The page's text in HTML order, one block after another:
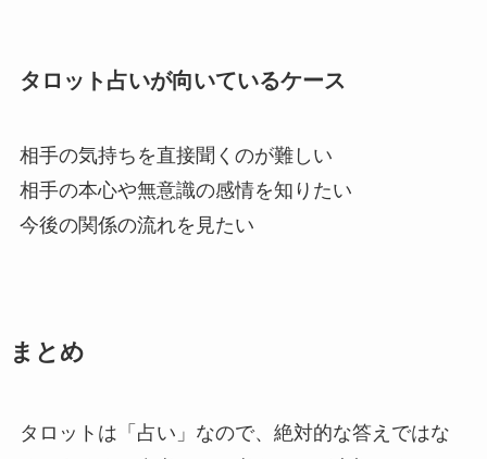
タロット占いが向いているケース
相手の気持ちを直接聞くのが難しい
相手の本心や無意識の感情を知りたい
今後の関係の流れを見たい
まとめ
タロットは「占い」なので、絶対的な答えではな